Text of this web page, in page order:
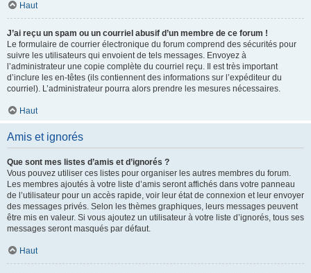
Haut
J’ai reçu un spam ou un courriel abusif d’un membre de ce forum !
Le formulaire de courrier électronique du forum comprend des sécurités pour
suivre les utilisateurs qui envoient de tels messages. Envoyez à
l’administrateur une copie complète du courriel reçu. Il est très important
d’inclure les en-têtes (ils contiennent des informations sur l’expéditeur du
courriel). L’administrateur pourra alors prendre les mesures nécessaires.
Haut
Amis et ignorés
Que sont mes listes d’amis et d’ignorés ?
Vous pouvez utiliser ces listes pour organiser les autres membres du forum.
Les membres ajoutés à votre liste d’amis seront affichés dans votre panneau
de l’utilisateur pour un accès rapide, voir leur état de connexion et leur envoyer
des messages privés. Selon les thèmes graphiques, leurs messages peuvent
être mis en valeur. Si vous ajoutez un utilisateur à votre liste d’ignorés, tous ses
messages seront masqués par défaut.
Haut